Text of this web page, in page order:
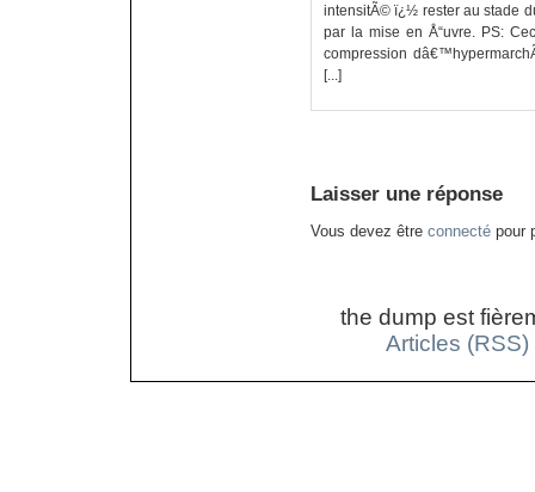
intensitÃ© ï¿½ rester au stade
par la mise en Å“uvre. PS:
compression
[...]
Laisser une réponse
Vous devez être connecté pour
the dump est
Articles (RSS)